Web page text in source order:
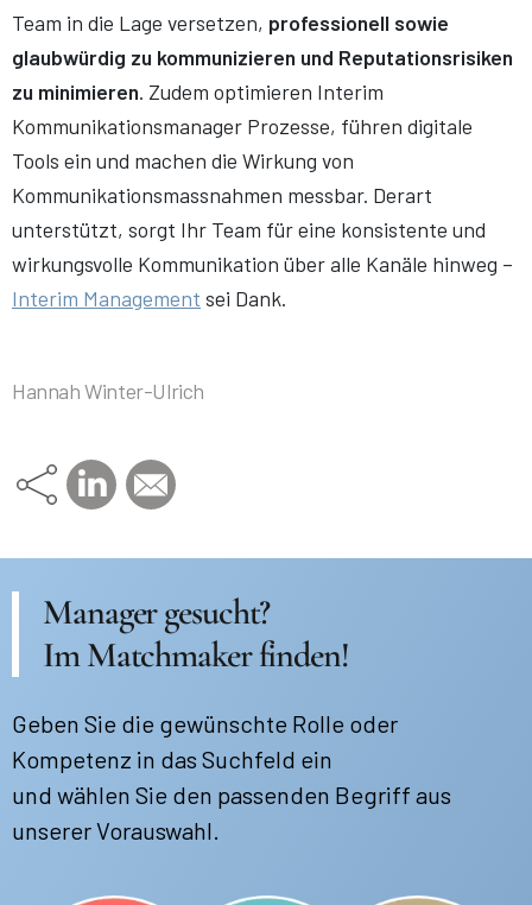
Team in die Lage versetzen, professionell sowie
glaubwürdig zu kommunizieren und Reputationsrisiken
zu minimieren. Zudem optimieren Interim
Kommunikationsmanager Prozesse, führen digitale
Tools ein und machen die Wirkung von
Kommunikationsmassnahmen messbar. Derart
unterstützt, sorgt Ihr Team für eine konsistente und
wirkungsvolle Kommunikation über alle Kanäle hinweg –
Interim Management sei Dank.
Hannah Winter-Ulrich
Manager gesucht?
Im Matchmaker finden!
Geben Sie die gewünschte Rolle oder
Kompetenz in das Suchfeld ein
und wählen Sie den passenden Begriff aus
unserer Vorauswahl.